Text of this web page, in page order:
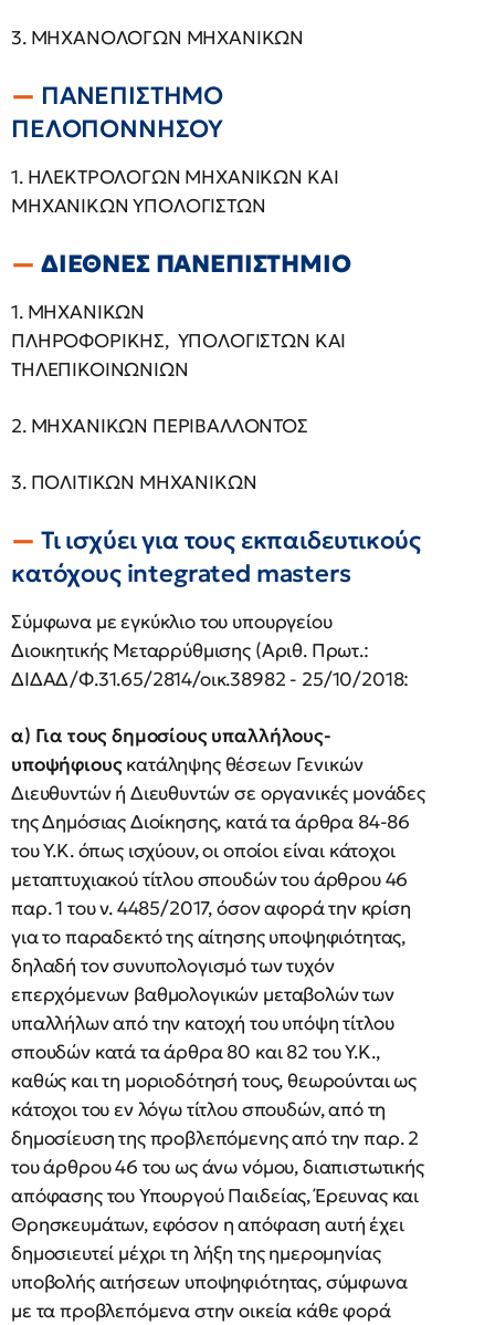
3. ΜΗΧΑΝΟΛΟΓΩΝ ΜΗΧΑΝΙΚΩΝ
ΠΑΝΕΠΙΣΤΗΜΟ
ΠΕΛΟΠΟΝΝΗΣΟΥ
1. ΗΛΕΚΤΡΟΛΟΓΩΝ ΜΗΧΑΝΙΚΩΝ ΚΑΙ
ΜΗΧΑΝΙΚΩΝ ΥΠΟΛΟΓΙΣΤΩΝ
ΔΙΕΘΝΕΣ ΠΑΝΕΠΙΣΤΗΜΙΟ
1. ΜΗΧΑΝΙΚΩΝ
ΠΛΗΡΟΦΟΡΙΚΗΣ, ΥΠΟΛΟΓΙΣΤΩΝ ΚΑΙ
ΤΗΛΕΠΙΚΟΙΝΩΝΙΩΝ
2. ΜΗΧΑΝΙΚΩΝ ΠΕΡΙΒΑΛΛΟΝΤΟΣ
3. ΠΟΛΙΤΙΚΩΝ ΜΗΧΑΝΙΚΩΝ
Τι ισχύει για τους εκπαιδευτικούς
κατόχους integrated masters
Σύμφωνα με εγκύκλιο του υπουργείου
Διοικητικής Μεταρρύθμισης (Αριθ. Πρωτ.:
ΔΙΔΑΔ/Φ.31.65/2814/οικ.38982 - 25/10/2018:
α) Για τους δημοσίους υπαλλήλους-
υποψήφιουςκατάληψης θέσεων Γενικών
Διευθυντών ή Διευθυντών σε οργανικές μονάδες
της Δημόσιας Διοίκησης, κατά τα άρθρα 84-86
του Υ.Κ. όπως ισχύουν, οι οποίοι είναι κάτοχοι
μεταπτυχιακού τίτλου σπουδών του άρθρου 46
παρ. 1 του ν. 4485/2017, όσον αφορά την κρίση
για το παραδεκτό της αίτησης υποψηφιότητας,
δηλαδή τον συνυπολογισμό των τυχόν
επερχόμενων βαθμολογικών μεταβολών των
υπαλλήλων από την κατοχή του υπόψη τίτλου
σπουδών κατά τα άρθρα 80 και 82 του Υ.Κ.,
καθώς και τη μοριοδότησή τους, θεωρούνται ως
κάτοχοι του εν λόγω τίτλου σπουδών, από τη
δημοσίευση της προβλεπόμενης από την παρ. 2
του άρθρου 46 του ως άνω νόμου, διαπιστωτικής
απόφασης του Υπουργού Παιδείας, Έρευνας και
Θρησκευμάτων, εφόσον η απόφαση αυτή έχει
δημοσιευτεί μέχρι τη λήξη της ημερομηνίας
υποβολής αιτήσεων υποψηφιότητας, σύμφωνα
με τα προβλεπόμενα στην οικεία κάθε φορά